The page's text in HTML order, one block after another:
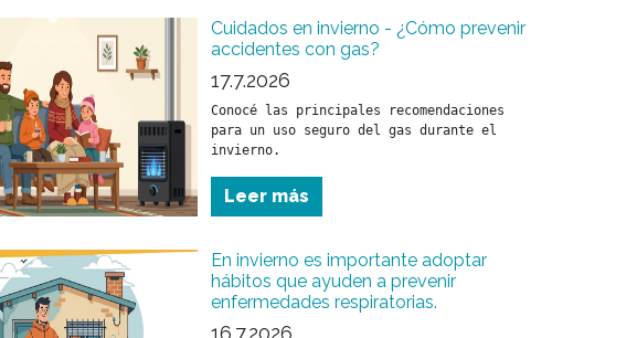
Cuidados en invierno - ¿Cómo prevenir
accidentes con gas?
17.7.2026
Conocé las principales recomendaciones
para un uso seguro del gas durante el
invierno.
Leer más
En invierno es importante adoptar
hábitos que ayuden a prevenir
enfermedades respiratorias.
16.7.2026